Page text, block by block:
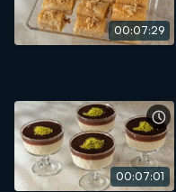
00:07:29
00:07:01